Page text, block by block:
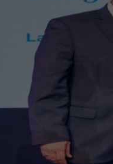
Hier
AEVO